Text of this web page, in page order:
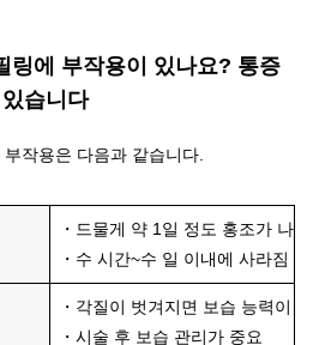
링에 부작용이 있나요? 통증
습니다
작용은 다음과 같습니다.
・드물게 약 1일 정도 홍조가 나타
・수 시간~수 일 이내에 사라짐
・각질이 벗겨지면 보습 능력이 저
・시술 후 보습 관리가 중요